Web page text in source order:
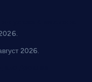
2026.